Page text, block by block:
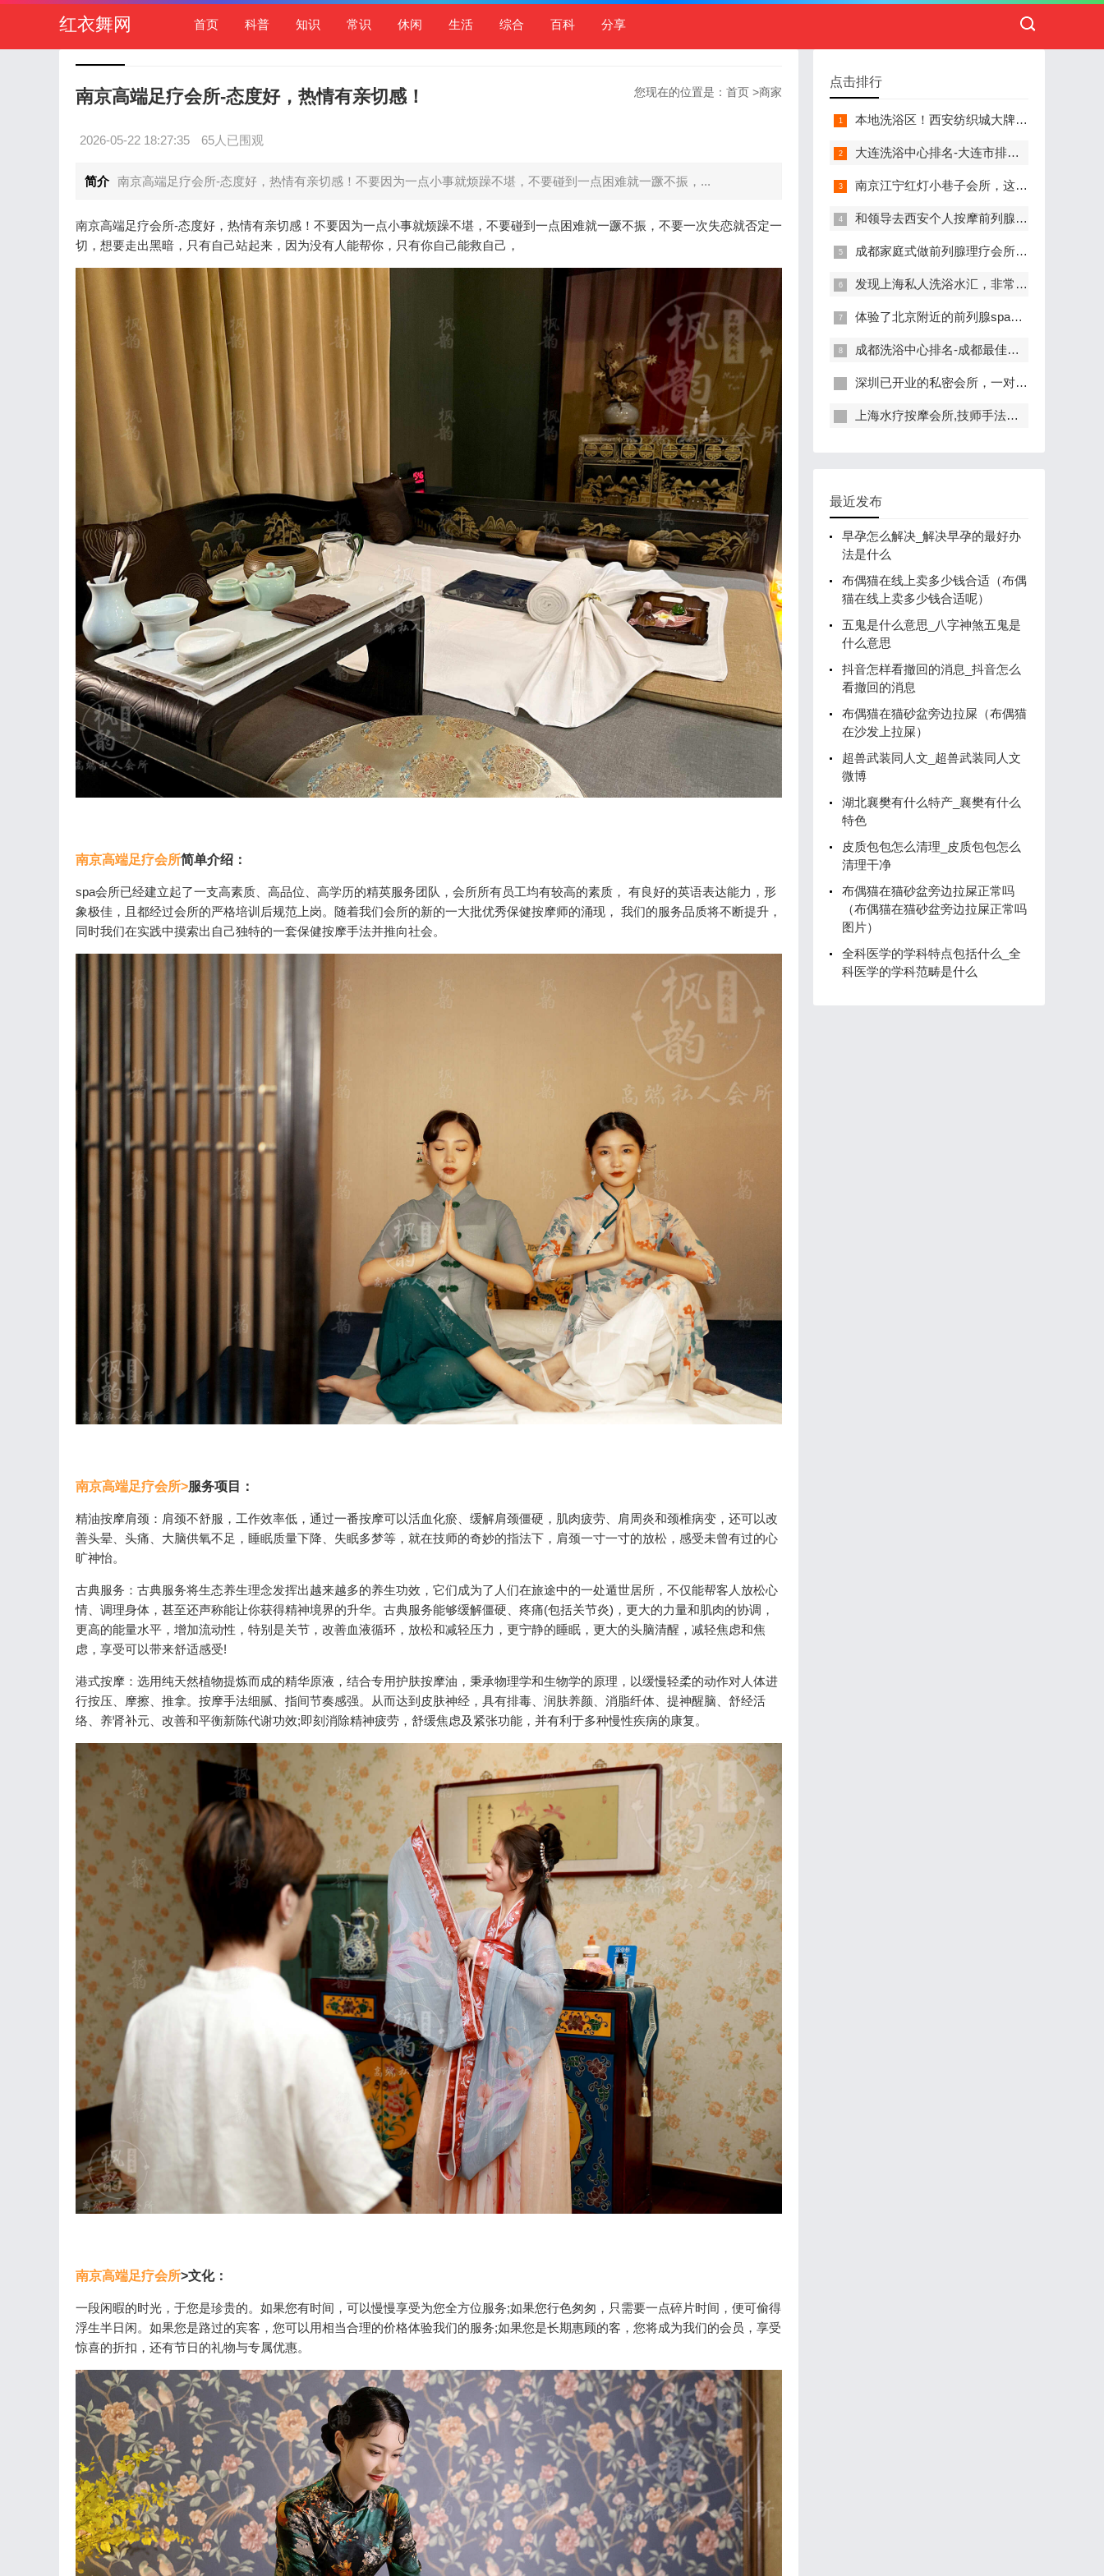
红衣舞网 首页 科普 知识 常识 休闲 生活 综合 百科 分享
您现在的位置是： 首页 >商家
南京高端足疗会所-态度好，热情有亲切感！
2026-05-22 18:27:35 65人已围观
简介 南京高端足疗会所-态度好，热情有亲切感！不要因为一点小事就烦躁不堪，不要碰到一点困难就一蹶不振，...
南京高端足疗会所-态度好，热情有亲切感！不要因为一点小事就烦躁不堪，不要碰到一点困难就一蹶不振，不要一次失恋就否定一
切，想要走出黑暗，只有自己站起来，因为没有人能帮你，只有你自己能救自己，
南京高端足疗会所简单介绍：
spa会所已经建立起了一支高素质、高品位、高学历的精英服务团队，会所所有员工均有较高的素质， 有良好的英语表达能力，形
象极佳，且都经过会所的严格培训后规范上岗。随着我们会所的新的一大批优秀保健按摩师的涌现， 我们的服务品质将不断提升，
同时我们在实践中摸索出自己独特的一套保健按摩手法并推向社会。
南京高端足疗会所>服务项目：
精油按摩肩颈：肩颈不舒服，工作效率低，通过一番按摩可以活血化瘀、缓解肩颈僵硬，肌肉疲劳、肩周炎和颈椎病变，还可以改
善头晕、头痛、大脑供氧不足，睡眠质量下降、失眠多梦等，就在技师的奇妙的指法下，肩颈一寸一寸的放松，感受未曾有过的心
旷神怡。
古典服务：古典服务将生态养生理念发挥出越来越多的养生功效，它们成为了人们在旅途中的一处遁世居所，不仅能帮客人放松心
情、调理身体，甚至还声称能让你获得精神境界的升华。古典服务能够缓解僵硬、疼痛(包括关节炎)，更大的力量和肌肉的协调，
更高的能量水平，增加流动性，特别是关节，改善血液循环，放松和减轻压力，更宁静的睡眠，更大的头脑清醒，减轻焦虑和焦
虑，享受可以带来舒适感受!
港式按摩：选用纯天然植物提炼而成的精华原液，结合专用护肤按摩油，秉承物理学和生物学的原理，以缓慢轻柔的动作对人体进
行按压、摩擦、推拿。按摩手法细腻、指间节奏感强。从而达到皮肤神经，具有排毒、润肤养颜、消脂纤体、提神醒脑、舒经活
络、养肾补元、改善和平衡新陈代谢功效;即刻消除精神疲劳，舒缓焦虑及紧张功能，并有利于多种慢性疾病的康复。
南京高端足疗会所>文化：
一段闲暇的时光，于您是珍贵的。如果您有时间，可以慢慢享受为您全方位服务;如果您行色匆匆，只需要一点碎片时间，便可偷得
浮生半日闲。如果您是路过的宾客，您可以用相当合理的价格体验我们的服务;如果您是长期惠顾的客，您将成为我们的会员，享受
惊喜的折扣，还有节日的礼物与专属优惠。
点击排行
本地洗浴区！西安纺织城大牌精英男子会馆.让你不负此行（新项目)）
大连洗浴中心排名-大连市排名前十的洗浴中心盘点
南京江宁红灯小巷子会所，这里您来了就不想走
和领导去西安个人按摩前列腺私人养生馆，体验一次最舒心的感受
成都家庭式做前列腺理疗会所,按摩按得特别舒服，放松减压的好地方
发现上海私人洗浴水汇，非常值得推荐的一个休闲场所
体验了北京附近的前列腺spa养生馆，刚体验完就忍不住分享出来
成都洗浴中心排名-成都最佳洗浴中心TOP10排名
深圳已开业的私密会所，一对一服务，保证给你带来绝佳体验
上海水疗按摩会所,技师手法专业，休闲度假的好去处
最近发布
早孕怎么解决_解决早孕的最好办
法是什么
布偶猫在线上卖多少钱合适（布偶
猫在线上卖多少钱合适呢）
五鬼是什么意思_八字神煞五鬼是
什么意思
抖音怎样看撤回的消息_抖音怎么
看撤回的消息
布偶猫在猫砂盆旁边拉屎（布偶猫
在沙发上拉屎）
超兽武装同人文_超兽武装同人文
微博
湖北襄樊有什么特产_襄樊有什么
特色
皮质包包怎么清理_皮质包包怎么
清理干净
布偶猫在猫砂盆旁边拉屎正常吗
（布偶猫在猫砂盆旁边拉屎正常吗
图片）
全科医学的学科特点包括什么_全
科医学的学科范畴是什么